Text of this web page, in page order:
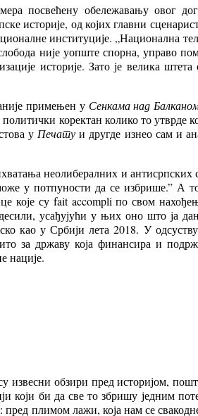
посвећену обележавању овог
историје, од којих главни
институције. „Национална
није уопште спорна, управо
историје. Зато је велика
примењен у Сенкама над
коректан колико то утврде
уПечату и другде изнео сам и
неолибералних и антисрпских
у потпуности да се избрише.” А
које су fait accompli по свом
усађујући у њих оно што ја
као у Србији лета 2018. У
за државу која финансира и
нације.
извесни обзири пред историјом,
који би да све то збришу једним
плимом лажи, која нам се